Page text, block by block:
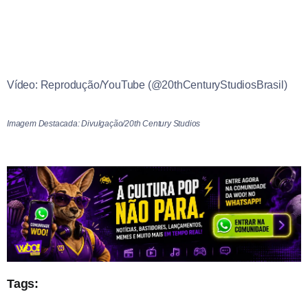
Vídeo: Reprodução/YouTube (@20thCenturyStudiosBrasil)
Imagem Destacada: Divulgação/20th Century Studios
Tags: